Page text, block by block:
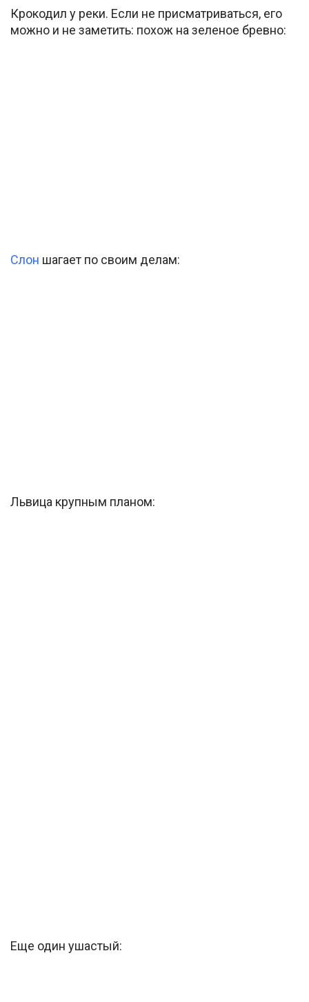
Крокодил у реки. Если не присматриваться, его
можно и не заметить: похож на зеленое бревно:
Слон шагает по своим делам:
Львица крупным планом:
Еще один ушастый: